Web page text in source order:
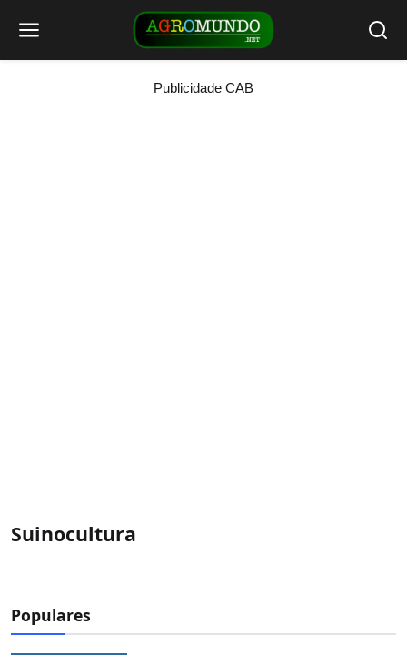
Publicidade CAB
Suinocultura
Populares